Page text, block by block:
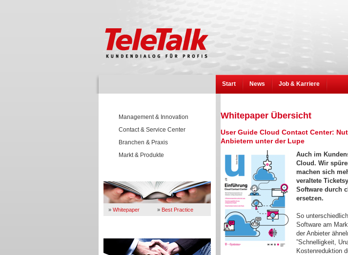
Start News Job & Karriere
Management & Innovation
Contact & Service Center
Branchen & Praxis
Markt & Produkte
» Whitepaper » Best Practice
Whitepaper Übersicht
User Guide Cloud Contact Center:
Anbietern unter der Lupe
Auch im
Cloud. Wir
machen sich
veraltete
Software durch
ersetzen.
So
Software am
der Anbieter
”Schnelligkeit,
Kostenreduktion